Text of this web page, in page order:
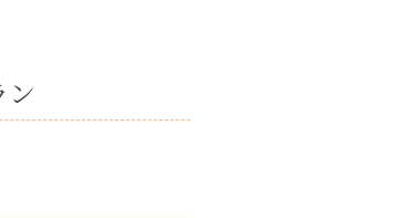
ン